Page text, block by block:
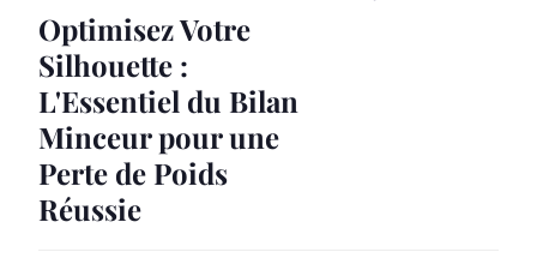
Optimisez Votre
Silhouette :
L'Essentiel du Bilan
Minceur pour une
Perte de Poids
Réussie